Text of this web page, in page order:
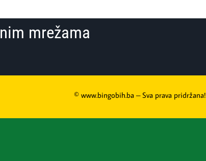
mrežama
© www.bingobih.ba – Sva prava pridržana!